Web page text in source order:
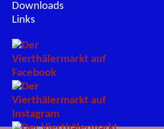
Downloads
Links